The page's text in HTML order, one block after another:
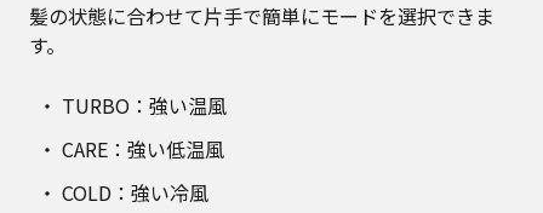
髪の状態に合わせて片手で簡単にモードを選択できま
す。
TURBO：強い温風
CARE：強い低温風
COLD：強い冷風